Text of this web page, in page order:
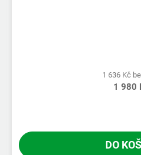
1 636 Kč
1 980
DO